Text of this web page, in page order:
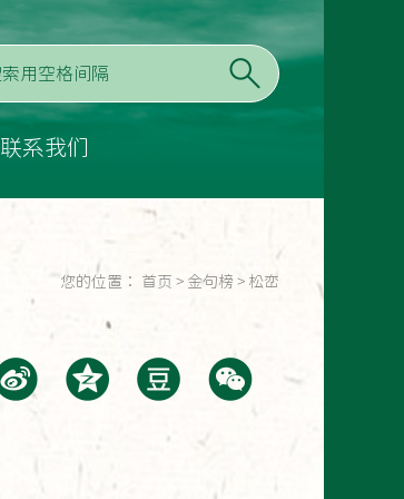
联系我们
您的位置： 首页 > 金句榜 > 松峦